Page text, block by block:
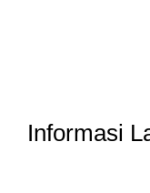
Informasi